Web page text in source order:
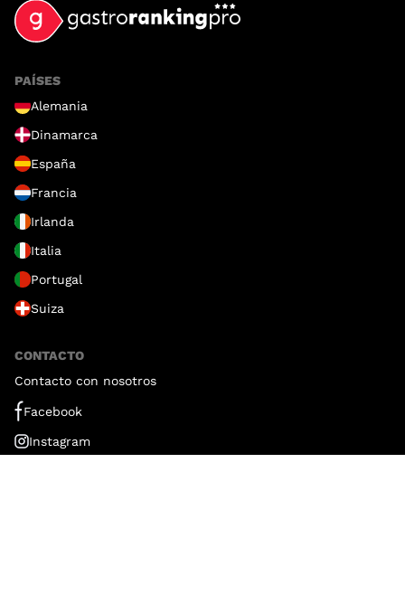
PAÍSES
Alemania
Dinamarca
España
Francia
Irlanda
Italia
Portugal
Suiza
CONTACTO
Contacto con nosotros
Facebook
Instagram